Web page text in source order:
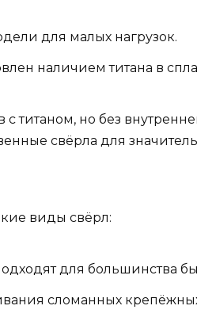
для малых нагрузок.
наличием титана в
с титаном, но без
свёрла для
виды свёрл:
для большинства
сломанных